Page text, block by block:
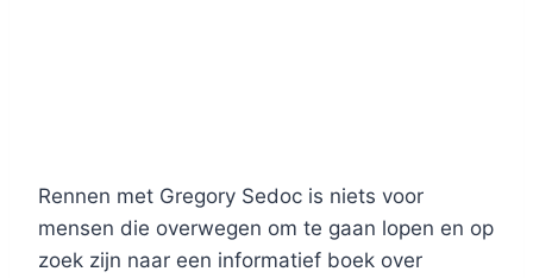
Rennen met Gregory Sedoc is niets voor
mensen die overwegen om te gaan lopen en op
zoek zijn naar een informatief boek over